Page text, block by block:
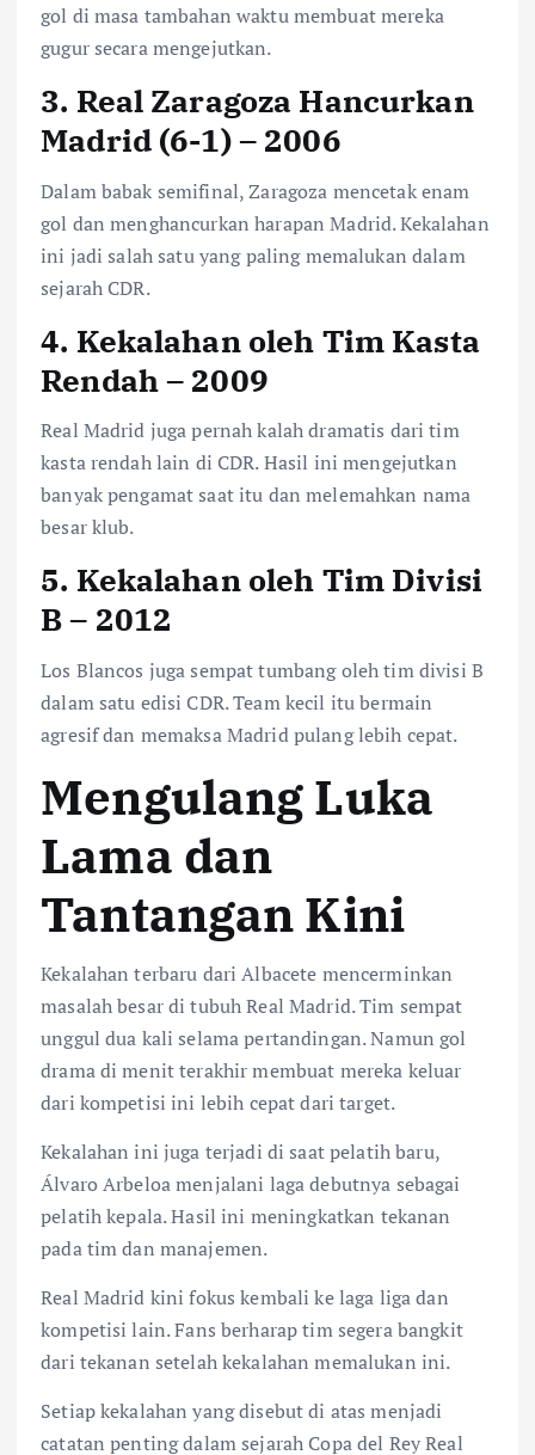
gol di masa tambahan waktu membuat mereka
gugur secara mengejutkan.
3. Real Zaragoza Hancurkan
Madrid (6-1) – 2006
Dalam babak semifinal, Zaragoza mencetak enam
gol dan menghancurkan harapan Madrid. Kekalahan
ini jadi salah satu yang paling memalukan dalam
sejarah CDR.
4. Kekalahan oleh Tim Kasta
Rendah – 2009
Real Madrid juga pernah kalah dramatis dari tim
kasta rendah lain di CDR. Hasil ini mengejutkan
banyak pengamat saat itu dan melemahkan nama
besar klub.
5. Kekalahan oleh Tim Divisi
B – 2012
Los Blancos juga sempat tumbang oleh tim divisi B
dalam satu edisi CDR. Team kecil itu bermain
agresif dan memaksa Madrid pulang lebih cepat.
Mengulang Luka
Lama dan
Tantangan Kini
Kekalahan terbaru dari Albacete mencerminkan
masalah besar di tubuh Real Madrid. Tim sempat
unggul dua kali selama pertandingan. Namun gol
drama di menit terakhir membuat mereka keluar
dari kompetisi ini lebih cepat dari target.
Kekalahan ini juga terjadi di saat pelatih baru,
Álvaro Arbeloa menjalani laga debutnya sebagai
pelatih kepala. Hasil ini meningkatkan tekanan
pada tim dan manajemen.
Real Madrid kini fokus kembali ke laga liga dan
kompetisi lain. Fans berharap tim segera bangkit
dari tekanan setelah kekalahan memalukan ini.
Setiap kekalahan yang disebut di atas menjadi
catatan penting dalam sejarah Copa del Rey Real